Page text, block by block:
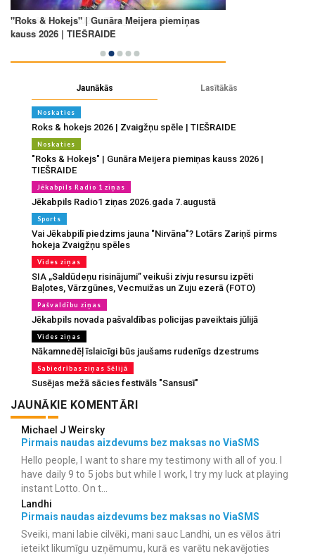
Jaunākās Lasītākās
Noskaties
Roks & hokejs 2026 | Zvaigžņu spēle | TIEŠRAIDE
Noskaties
"Roks & Hokejs" | Gunāra Meijera piemiņas kauss 2026 |
TIEŠRAIDE
Jēkabpils Radio 1 ziņas
Jēkabpils Radio1 ziņas 2026.gada 7.augustā
Sports
Vai Jēkabpilī piedzims jauna "Nirvāna"? Lotārs Zariņš pirms
hokeja Zvaigžņu spēles
Vides ziņas
SIA „Saldūdeņu risinājumi” veikuši zivju resursu izpēti
Baļotes, Vārzgūnes, Vecmuižas un Zuju ezerā (FOTO)
Pašvaldību ziņas
Jēkabpils novada pašvaldības policijas paveiktais jūlijā
Vides ziņas
Nākamnedēļ īslaicīgi būs jaušams rudenīgs dzestrums
Sabiedrības ziņas Sēlijā
Susējas mežā sācies festivāls "Sansusī"
JAUNĀKIE KOMENTĀRI
Michael J Weirsky
Pirmais naudas aizdevums bez maksas no ViaSMS
Hello people, I want to share my testimony with all of you. I
have daily 9 to 5 jobs but while I work, I try my luck at playing
instant Lotto. On t...
Landhi
Pirmais naudas aizdevums bez maksas no ViaSMS
Sveiki, mani labie cilvēki, mani sauc Landhi, un es vēlos ātri
ieteikt likumīgu uzņēmumu, kurā es varētu nekavējoties